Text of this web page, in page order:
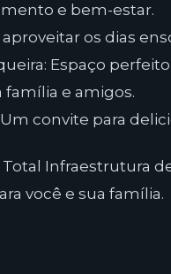
e bem-estar.
os dias
Espaço
e amigos.
convite para
Infraestrutura
você e sua família.